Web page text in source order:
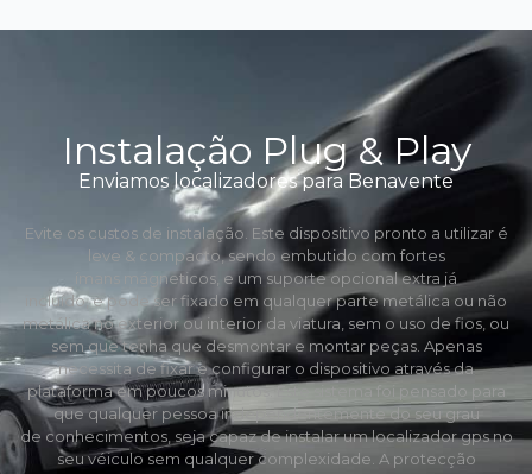
Instalação Plug & Play
Enviamos localizadores para Benavente
Evite os custos de instalação. Este dispositivo pronto a utilizar é
leve & compacto, sendo embutido com fortes
ímans mágneticos, e um suporte opcional extra já
incluído, e pode ser fixado em qualquer parte metálica ou não
metálica no exterior ou interior da viatura, sem o uso de fios, ou
sem que tenha que desmontar e montar peças. Apenas
necessita de fixar e configurar o dispositivo através da
plataforma em poucos minutos. Este sistema foi pensado para
que qualquer pessoa independentemente do seu grau
de conhecimentos, seja capaz de instalar um localizador gps no
seu véiculo sem qualquer complexidade. A protecção